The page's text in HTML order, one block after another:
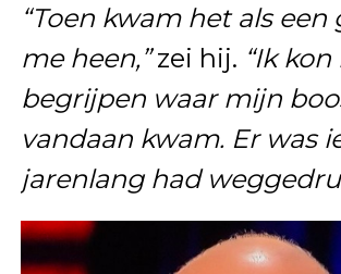
“Toen kwam het als een
me heen,”zei hij. “Ik
begrijpen waar mijn
vandaan kwam. Er was
jarenlang had